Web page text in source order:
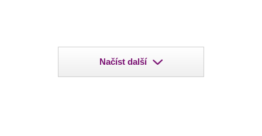
Načíst další